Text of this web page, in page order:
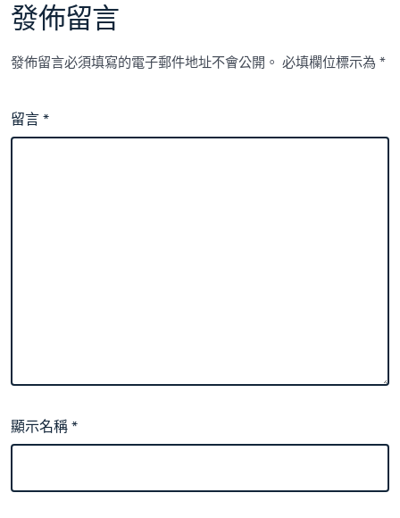
發佈留言
發佈留言必須填寫的電子郵件地址不會公開。 必填欄位標示為*
留言*
顯示名稱*